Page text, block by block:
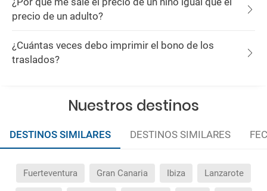
precio de un adulto?
¿Cuántas veces debo imprimir el bono de los
traslados?
Nuestros destinos
DESTINOS SIMILARES DESTINOS SIMILARES
Fuerteventura Gran Canaria Ibiza Lanzarote